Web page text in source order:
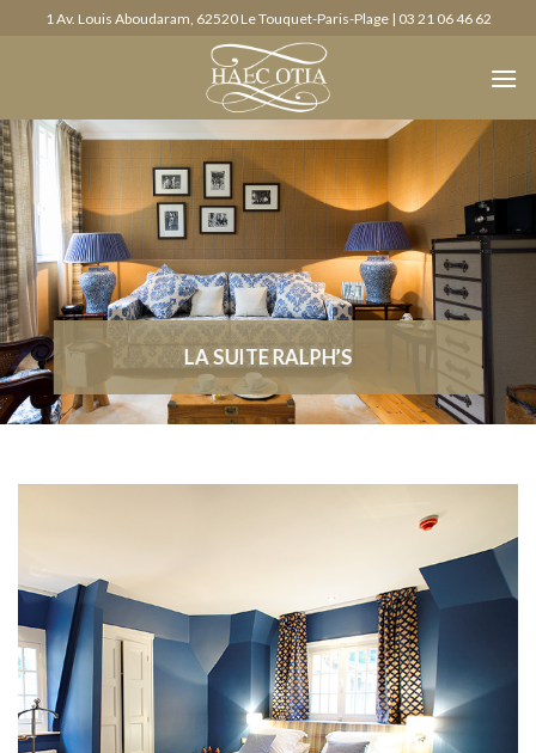
1 Av. Louis Aboudaram, 62520 Le Touquet-Paris-Plage | 03 21 06 46 62
LA SUITE RALPH’S